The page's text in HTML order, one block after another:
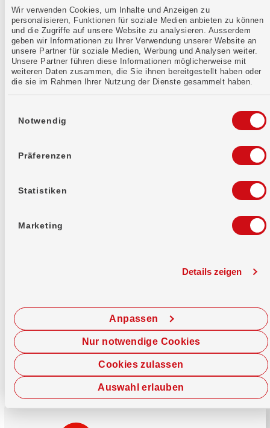
Wir verwenden Cookies, um Inhalte und Anzeigen zu
personalisieren, Funktionen für soziale Medien anbieten zu können
und die Zugriffe auf unsere Website zu analysieren. Ausserdem
geben wir Informationen zu Ihrer Verwendung unserer Website an
unsere Partner für soziale Medien, Werbung und Analysen weiter.
Unsere Partner führen diese Informationen möglicherweise mit
weiteren Daten zusammen, die Sie ihnen bereitgestellt haben oder
die sie im Rahmen Ihrer Nutzung der Dienste gesammelt haben.
Notwendig
Präferenzen
Statistiken
Marketing
Details zeigen
Cookies zulassen
Anpassen
Auswahl erlauben
Nur notwendige Cookies
Mehr erfahren
Kontaktformular
Jetzt chatten